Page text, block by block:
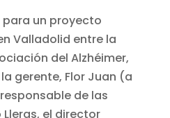
para un proyecto
Valladolid entre la
del Alzhéimer,
gerente, Flor Juan (a
de las
Lleras, el director